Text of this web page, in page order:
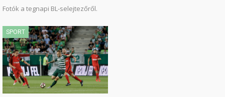
Fotók a tegnapi BL-selejtezőről.
SPORT